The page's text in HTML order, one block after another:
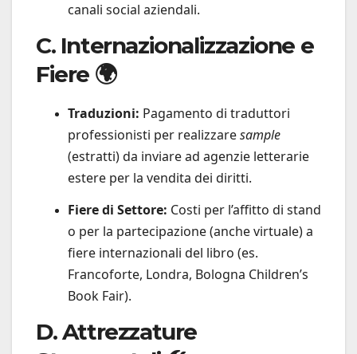
canali social aziendali.
C. Internazionalizzazione e
Fiere 🌍
Traduzioni: Pagamento di traduttori
professionisti per realizzaresample
(estratti) da inviare ad agenzie letterarie
estere per la vendita dei diritti.
Fiere di Settore: Costi per l’affitto di stand
o per la partecipazione (anche virtuale) a
fiere internazionali del libro (es.
Francoforte, Londra, Bologna Children’s
Book Fair).
D. Attrezzature